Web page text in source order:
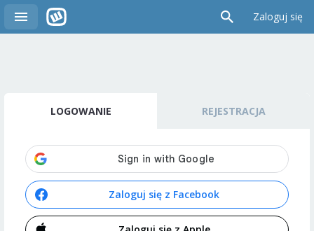
Zaloguj się
LOGOWANIE REJESTRACJA
Zaloguj się z Facebook